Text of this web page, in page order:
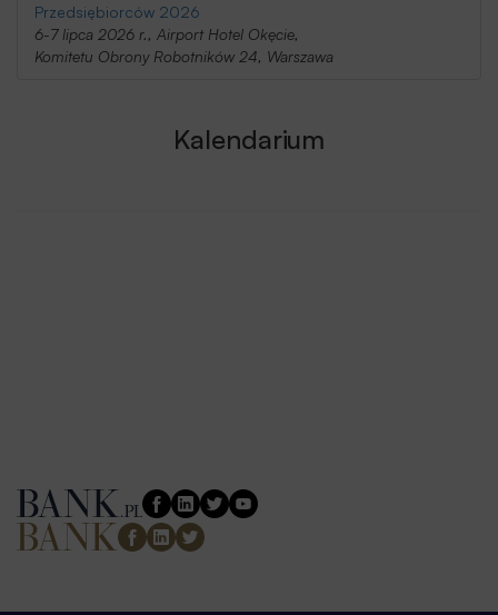
Przedsiębiorców 2026
6-7 lipca 2026 r., Airport Hotel Okęcie,
Komitetu Obrony Robotników 24, Warszawa
Kalendarium